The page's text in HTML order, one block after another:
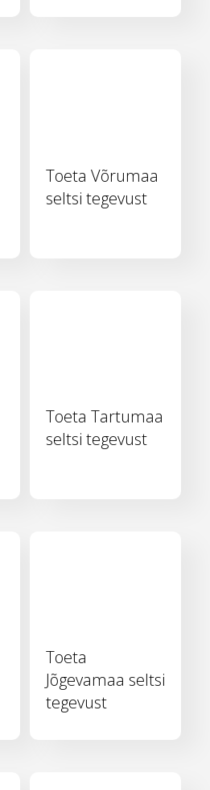
Toeta Võrumaa
seltsi tegevust
Toeta Tartumaa
seltsi tegevust
Toeta
Jõgevamaa seltsi
tegevust